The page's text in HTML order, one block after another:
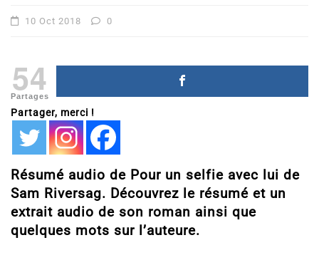
10 Oct 2018 0
54
Partages
Partager, merci !
Résumé audio de Pour un selfie avec lui de
Sam Riversag. Découvrez le résumé et un
extrait audio de son roman ainsi que
quelques mots sur l’auteure.